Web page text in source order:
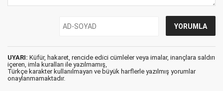
UYARI: Küfür, hakaret, rencide edici cümleler veya imalar, inançlara saldırı
içeren, imla kuralları ile yazılmamış,
Türkçe karakter kullanılmayan ve büyük harflerle yazılmış yorumlar
onaylanmamaktadır.